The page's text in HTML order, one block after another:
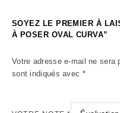
SOYEZ LE PREMIER À
À POSER OVAL CURVA”
Votre adresse e-mail ne sera
sont indiqués avec *